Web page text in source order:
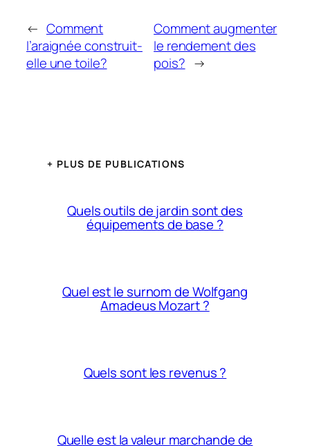
← Comment
l’araignée construit-
elle une toile?
Comment augmenter
le rendement des
pois? →
+ PLUS DE PUBLICATIONS
Quels outils de jardin sont des
équipements de base ?
Quel est le surnom de Wolfgang
Amadeus Mozart ?
Quels sont les revenus ?
Quelle est la valeur marchande de